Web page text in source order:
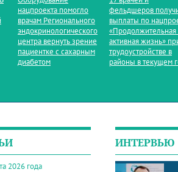
нацпроекта помогло
врачам Регионального
эндокринологического
центра вернуть зрение
пациентке с сахарным
диабетом
фельдшеров
выплаты по
«Продолжительная
активная жизнь»
трудоустройстве в
районы в текущем
2026 года
ИНТЕРВЬЮ